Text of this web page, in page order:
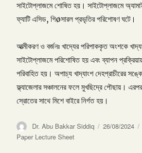
সাইটোপ্লাজমে শোষিত হয়। সাইটোপ্লাজমে
ফ্যাটি এসিড, গিøসারল প্রভৃতির পরিশোষণ ঘটে।
আত্মীকরণ ও বর্জনঃ খাদ্যের পরিপাককৃত অংশকে
সাইটোপ্লাজমে পরিশোষিত হয় এবং ব্যাপন
পরিবাহিত হয়। অপাচ্য খাদ্যাংশ দেহপ্রাচীরের
ফ্ল্যাজেলার সঞ্চালনের ফলে মুখছিদ্রে পৌছায়।
স্রোতের সাথে মিশে বাইরে নির্গত হয়।
Author
Dr. Abu Bakkar Siddiq
Posted
26/08/2024
Paper Lecture Sheet